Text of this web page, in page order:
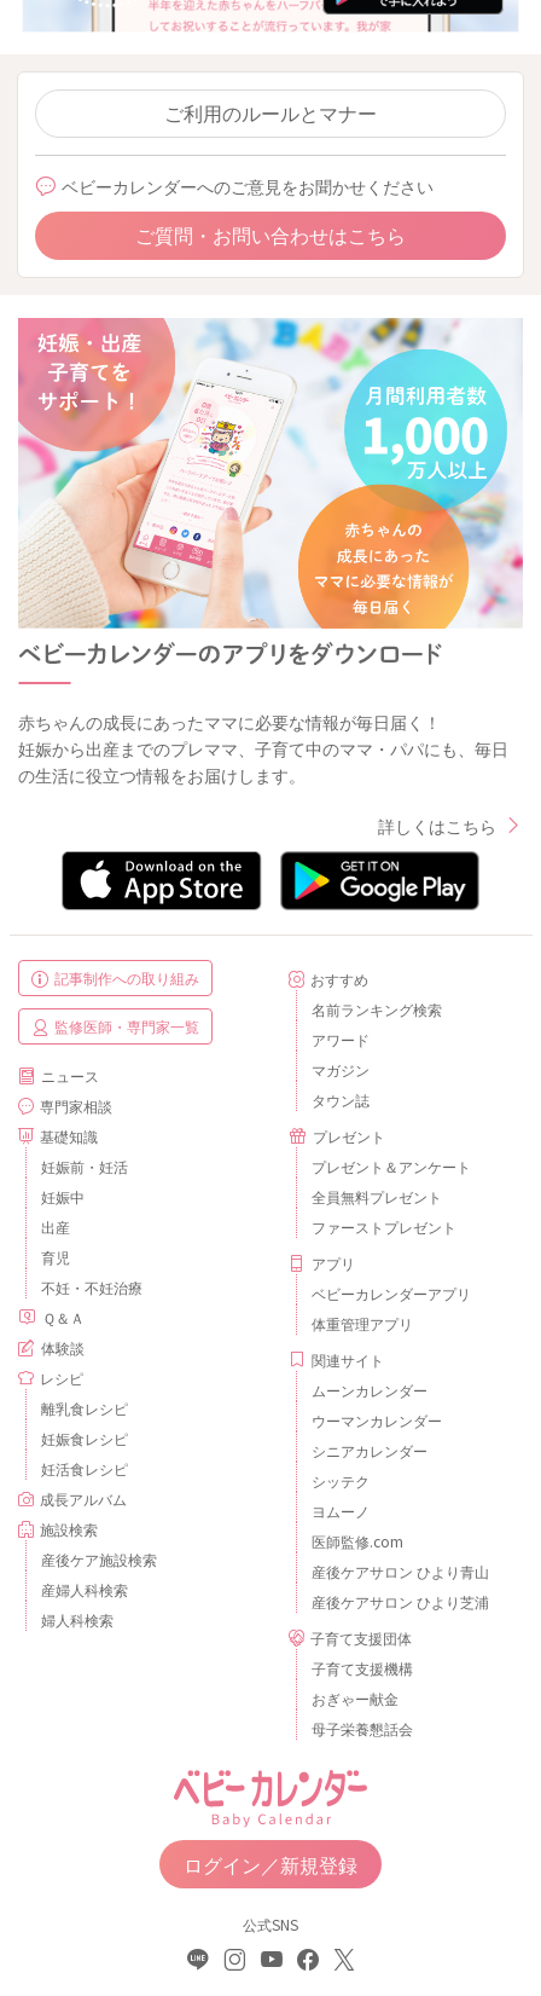
ご利用のルールとマナー
ベビーカレンダーへのご意見をお聞かせください
ご質問・お問い合わせはこちら
赤ちゃんの成長にあったママに必要な情報が毎日届く！
妊娠から出産までのプレママ、子育て中のママ・パパにも、毎日
の生活に役立つ情報をお届けします。
詳しくはこちら
記事制作への取り組み
監修医師・専門家一覧
ニュース
専門家相談
基礎知識
妊娠前・妊活
妊娠中
出産
育児
不妊・不妊治療
Ｑ＆Ａ
体験談
レシピ
離乳食レシピ
妊娠食レシピ
妊活食レシピ
成長アルバム
施設検索
産後ケア施設検索
産婦人科検索
婦人科検索
おすすめ
名前ランキング検索
アワード
マガジン
タウン誌
プレゼント
プレゼント＆アンケート
全員無料プレゼント
ファーストプレゼント
アプリ
ベビーカレンダーアプリ
体重管理アプリ
関連サイト
ムーンカレンダー
ウーマンカレンダー
シニアカレンダー
シッテク
ヨムーノ
医師監修.com
産後ケアサロン ひより青山
産後ケアサロン ひより芝浦
子育て支援団体
子育て支援機構
おぎゃー献金
母子栄養懇話会
ログイン／新規登録
公式SNS